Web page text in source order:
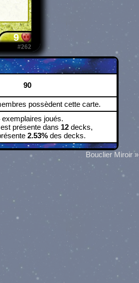
#262
9
90
possèdent cette carte.
exemplaires joués.
présente dans 12decks,
2.53% des decks.
Bouclier Miroir »